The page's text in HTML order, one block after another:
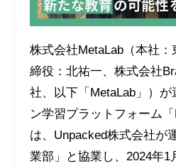
株式会社MetaLab（本社
締役：北祐一、株式会社
社、以下「MetaLab」）が
ン学習プラットフォーム「
は、Unpacked株式会社が
業部」と協業し、2024年1